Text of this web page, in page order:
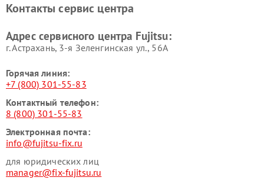
Контакты сервис центра
Адрес сервисного центра Fujitsu:
г. Астрахань, 3-я Зеленгинская ул., 56А
Горячая линия:
+7 (800) 301-55-83
Контактный телефон:
8 (800) 301-55-83
Электронная почта:
info@fujitsu-fix.ru
для юридических лиц
manager@fix-fujitsu.ru